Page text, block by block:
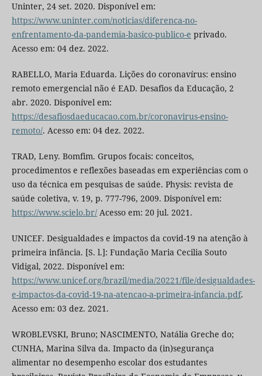
Uninter, 24 set. 2020. Disponível em:
https://www.uninter.com/noticias/diferenca-no-
enfrentamento-da-pandemia-basico-publico-e privado.
Acesso em: 04 dez. 2022.
RABELLO, Maria Eduarda. Lições do coronavírus: ensino
remoto emergencial não é EAD. Desafios da Educação, 2
abr. 2020. Disponível em:
https://desafiosdaeducacao.com.br/coronavirus-ensino-
remoto/. Acesso em: 04 dez. 2022.
TRAD, Leny. Bomfim. Grupos focais: conceitos,
procedimentos e reflexões baseadas em experiências com o
uso da técnica em pesquisas de saúde. Physis: revista de
saúde coletiva, v. 19, p. 777-796, 2009. Disponível em:
https://www.scielo.br/Acesso em: 20 jul. 2021.
UNICEF. Desigualdades e impactos da covid-19 na atenção à
primeira infância. [S. l.]: Fundação Maria Cecilia Souto
Vidigal, 2022. Disponível em:
https://www.unicef.org/brazil/media/20221/file/desigualdades-
e-impactos-da-covid-19-na-atencao-a-primeira-infancia.pdf.
Acesso em: 03 dez. 2021.
WROBLEVSKI, Bruno; NASCIMENTO, Natália Greche do;
CUNHA, Marina Silva da. Impacto da (in)segurança
alimentar no desempenho escolar dos estudantes